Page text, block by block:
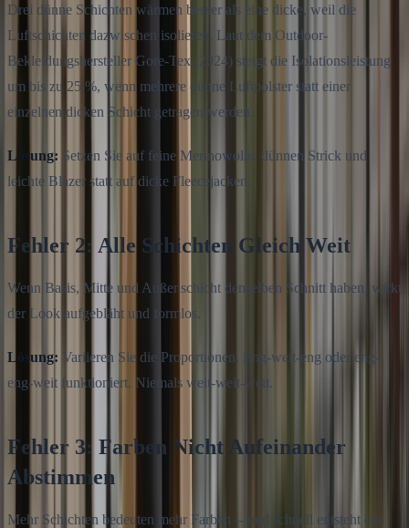
Drei dünne Schichten wärmen besser als eine dicke, weil die
Luftschichten dazwischen isolieren. Laut dem Outdoor-
Bekleidungshersteller Gore-Tex (2024) steigt die Isolationsleistung
um bis zu 25 %, wenn mehrere dünne Luftpolster statt einer
einzelnen dicken Schicht getragen werden.
Lösung: Setzen Sie auf feine Merinowolle, dünnen Strick und
leichte Blazer statt auf dicke Fleecejacken.
Fehler 2: Alle Schichten Gleich Weit
Wenn Basis, Mitte und Außenschicht denselben Schnitt haben, wirkt
der Look aufgebläht und formlos.
Lösung: Variieren Sie die Proportionen. Eng-weit-eng oder eng-
eng-weit funktioniert. Niemals weit-weit-weit.
Fehler 3: Farben Nicht Aufeinander
Abstimmen
Mehr Schichten bedeuten mehr Farben -- und schnell entsteht ein